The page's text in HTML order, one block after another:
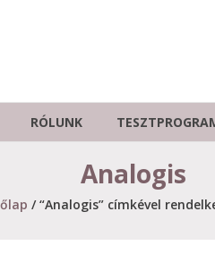
RÓLUNK
Analogis
/ “Analogis” címkével